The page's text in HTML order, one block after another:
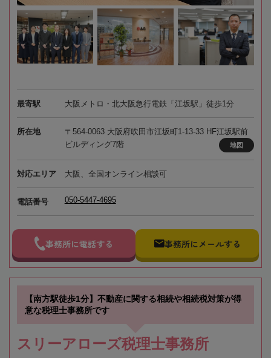
最寄駅 大阪メトロ・北大阪急行電鉄「江坂駅」徒歩1分
所在地
〒564-0063 大阪府吹田市江坂町1-13-33 HF江坂駅前
ビルディング7階
地図
対応エリア 大阪、全国オンライン相談可
電話番号 050-5447-4695
事務所に電話する 事務所にメールする
【南方駅徒歩1分】不動産に関する相続や相続税対策が得
意な税理士事務所です
スリーアローズ税理士事務所